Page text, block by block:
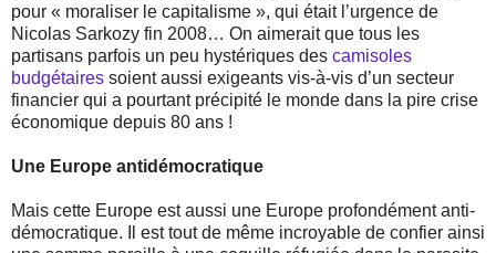
pour « moraliser le capitalisme », qui était l’urgence de
Nicolas Sarkozy fin 2008… On aimerait que tous les
partisans parfois un peu hystériques des camisoles
budgétaires soient aussi exigeants vis-à-vis d’un secteur
financier qui a pourtant précipité le monde dans la pire crise
économique depuis 80 ans !
Une Europe antidémocratique
Mais cette Europe est aussi une Europe profondément anti-
démocratique. Il est tout de même incroyable de confier ainsi